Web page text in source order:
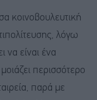
κοινοβουλευτική
λόγω
να είναι ένα
περισσότερο
παρά με